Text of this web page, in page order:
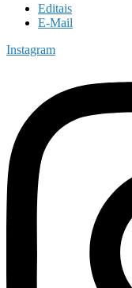
Editais
E-Mail
Instagram